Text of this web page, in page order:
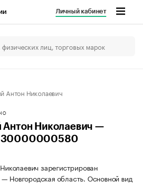
Личный кабинет
Антон Николаевич
Николаевич —
зарегистрирован
Новгородская область. Основной вид